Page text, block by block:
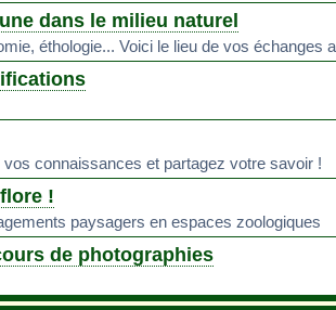
dans le milieu naturel
éthologie... Voici le lieu de vos échanges
vos connaissances et partagez votre savoir !
!
paysagers en espaces zoologiques
de photographies